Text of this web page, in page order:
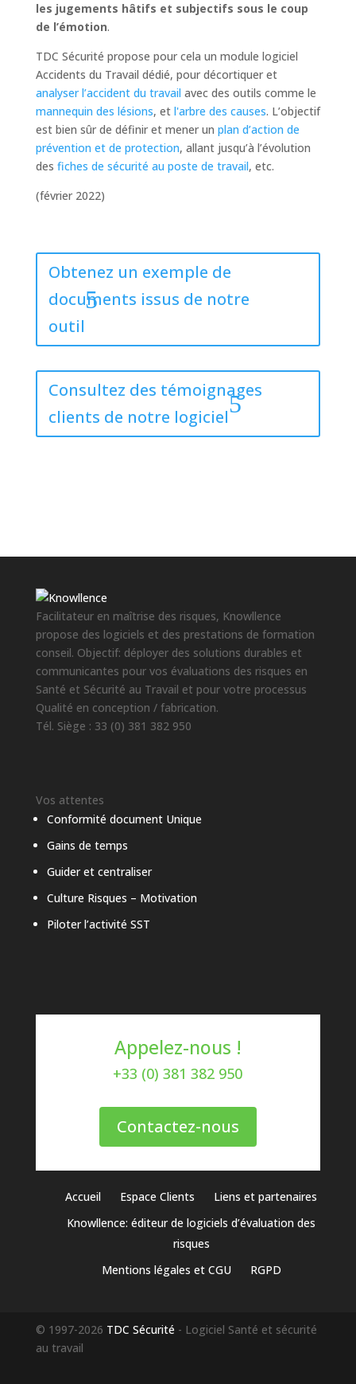
les jugements hâtifs et subjectifs sous le coup
de l’émotion.
TDC Sécurité propose pour cela un module logiciel
Accidents du Travail dédié, pour décortiquer et
analyser l’accident du travail avec des outils comme le
mannequin des lésions, et l'arbre des causes. L’objectif
est bien sûr de définir et mener un plan d’action de
prévention et de protection, allant jusqu’à l’évolution
des fiches de sécurité au poste de travail, etc.
(février 2022)
Obtenez un exemple de
documents issus de notre
outil
Consultez des témoignages
clients de notre logiciel
Facilitateur en maîtrise des risques, Knowllence
propose des logiciels et des prestations de formation
conseil. Objectif: déployer des solutions durables et
communicantes pour vos évaluations des risques en
Santé et Sécurité au Travail et pour votre processus
Qualité en conception / fabrication.
Tél. Siège : 33 (0) 381 382 950
Vos attentes
Conformité document Unique
Gains de temps
Guider et centraliser
Culture Risques – Motivation
Piloter l’activité SST
Appelez-nous !
+33 (0) 381 382 950
Contactez-nous
Accueil Espace Clients
Liens et partenaires
Knowllence: éditeur de logiciels d’évaluation des
risques
Mentions légales et CGU
RGPD
© 1997-2026 TDC Sécurité - Logiciel Santé et sécurité
au travail